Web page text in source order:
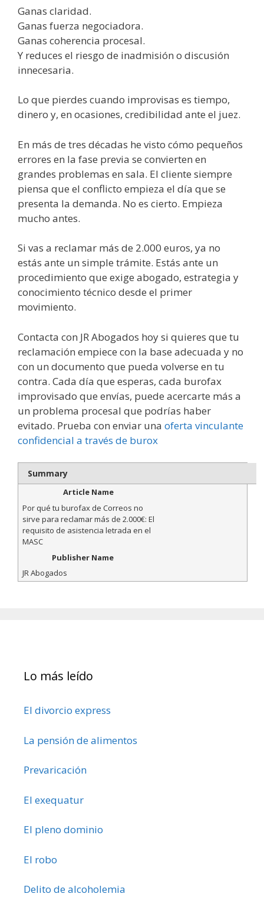
Ganas claridad.
Ganas fuerza negociadora.
Ganas coherencia procesal.
Y reduces el riesgo de inadmisión o discusión
innecesaria.
Lo que pierdes cuando improvisas es tiempo,
dinero y, en ocasiones, credibilidad ante el juez.
En más de tres décadas he visto cómo pequeños
errores en la fase previa se convierten en
grandes problemas en sala. El cliente siempre
piensa que el conflicto empieza el día que se
presenta la demanda. No es cierto. Empieza
mucho antes.
Si vas a reclamar más de 2.000 euros, ya no
estás ante un simple trámite. Estás ante un
procedimiento que exige abogado, estrategia y
conocimiento técnico desde el primer
movimiento.
Contacta con JR Abogados hoy si quieres que tu
reclamación empiece con la base adecuada y no
con un documento que pueda volverse en tu
contra. Cada día que esperas, cada burofax
improvisado que envías, puede acercarte más a
un problema procesal que podrías haber
evitado. Prueba con enviar una oferta vinculante
confidencial a través de burox
Summary
Article Name
Por qué tu burofax de Correos no
sirve para reclamar más de 2.000€: El
requisito de asistencia letrada en el
MASC
Publisher Name
JR Abogados
Lo más leído
El divorcio express
La pensión de alimentos
Prevaricación
El exequatur
El pleno dominio
El robo
Delito de alcoholemia